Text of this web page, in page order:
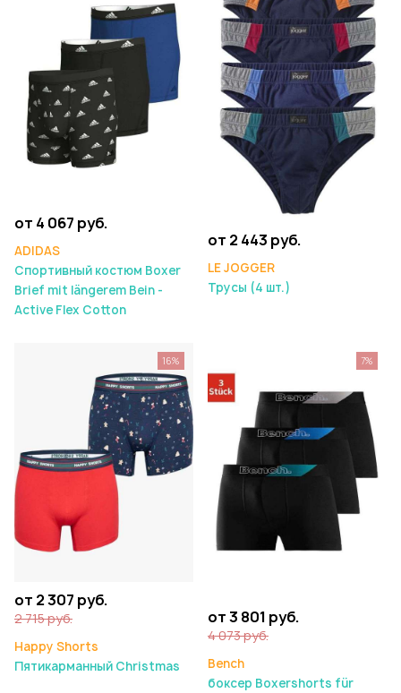
от 4 067 руб.
ADIDAS
Спортивный костюм Boxer
Brief mit längerem Bein -
Active Flex Cotton
от 2 443 руб.
LE JOGGER
Трусы (4 шт.)
от 2 307 руб.
2 715 руб.
Happy Shorts
Пятикарманный Christmas
16%
от 3 801 руб.
4 073 руб.
Bench
боксер Boxershorts für
7%